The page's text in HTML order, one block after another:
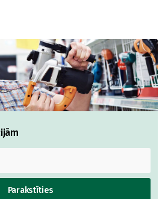
Parakstīties